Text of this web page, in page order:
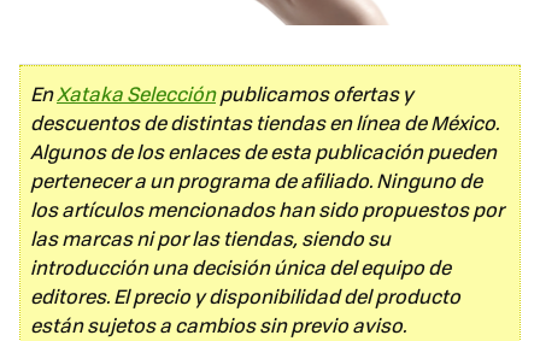
EnXataka Selecciónpublicamos ofertas y
descuentos de distintas tiendas en línea de México.
Algunos de los enlaces de esta publicación pueden
pertenecer a un programa de afiliado. Ninguno de
los artículos mencionados han sido propuestos por
las marcas ni por las tiendas, siendo su
introducción una decisión única del equipo de
editores. El precio y disponibilidad del producto
están sujetos a cambios sin previo aviso.